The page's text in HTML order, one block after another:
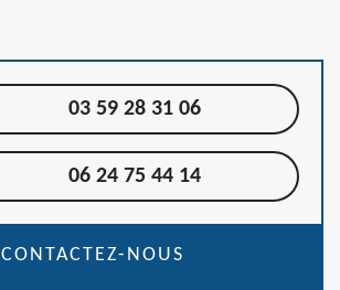
03 59 28 31 06
06 24 75 44 14
CONTACTEZ-NOUS